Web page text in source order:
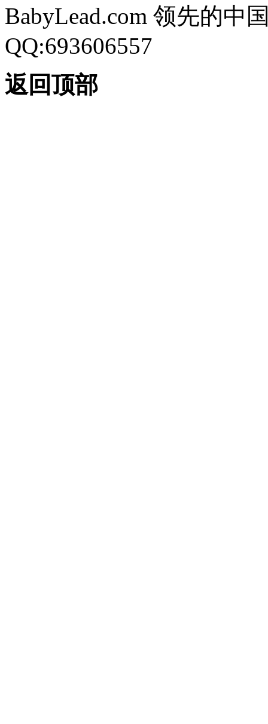
BabyLead.com 领先的中
QQ:693606557
返回顶部